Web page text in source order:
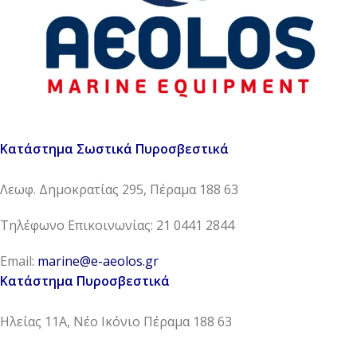
Κατάστημα Σωστικά Πυροσβεστικά
Λεωφ. Δημοκρατίας 295, Πέραμα 188 63
Τηλέφωνο Επικοινωνίας: 21 0441 2844
Email: marine@e-aeolos.gr
Κατάστημα Πυροσβεστικά
Ηλείας 11Α, Νέο Ικόνιο Πέραμα 188 63